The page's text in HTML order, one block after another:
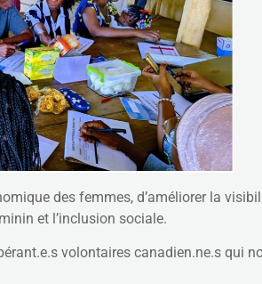
des femmes, d’améliorer la
et l’inclusion sociale.
volontaires canadien.ne.s qui